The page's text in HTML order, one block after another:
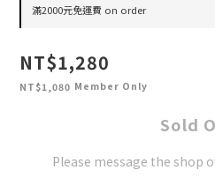
滿2000元免運費 on order
NT$1,280
NT$1,080 Member Only
Sold
Please message the shop